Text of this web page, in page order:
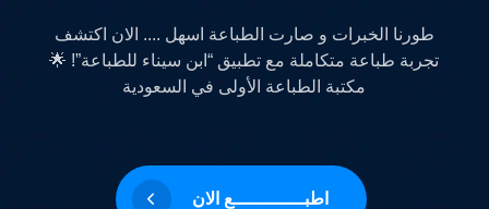
طورنا الخبرات و صارت الطباعة اسهل .... الان اكتشف
تجربة طباعة متكاملة مع تطبيق “ابن سيناء للطباعة”! 🌟
مكتبة الطباعة الأولى في السعودية
اطبـــــــــــــع الان